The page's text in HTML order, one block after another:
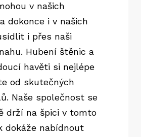
v našich
dokonce i v našich
i přes naši
Hubení štěnic a
havěti si nejlépe
od skutečných
Naše společnost se
drží na špici v tomto
dokáže nabídnout